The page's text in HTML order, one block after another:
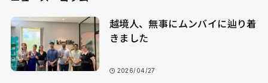
越境人、無事にムンバイに辿り着
きました
2026/04/27